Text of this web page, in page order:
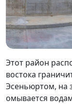
Этот район
востока
Эсеньюртом, на
омывается